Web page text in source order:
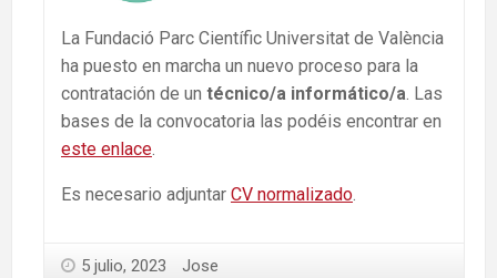
La Fundació Parc Científic Universitat de València
ha puesto en marcha un nuevo proceso para la
contratación de un técnico/a informático/a. Las
bases de la convocatoria las podéis encontrar en
este enlace.
Es necesario adjuntar CV normalizado.
5 julio, 2023 Jose